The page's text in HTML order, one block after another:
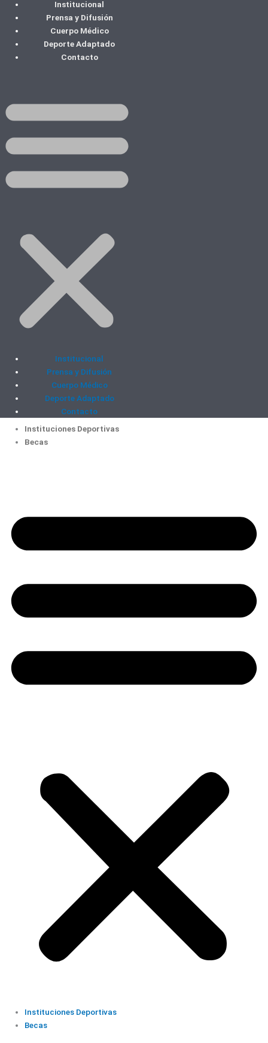
contenido
Institucional
Prensa y Difusión
Cuerpo Médico
Deporte Adaptado
Contacto
Institucional
Prensa y Difusión
Cuerpo Médico
Deporte Adaptado
Contacto
Instituciones Deportivas
Becas
Instituciones Deportivas
Becas
Categorías